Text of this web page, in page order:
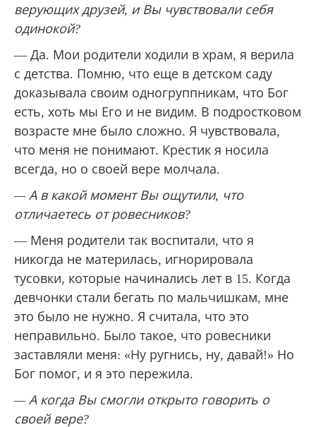
верующих друзей, и Вы чувствовали себя
одинокой?
— Да. Мои родители ходили в храм, я верила
с детства. Помню, что еще в детском саду
доказывала своим одногруппникам, что Бог
есть, хоть мы Его и не видим. В подростковом
возрасте мне было сложно. Я чувствовала,
что меня не понимают. Крестик я носила
всегда, но о своей вере молчала.
— А в какой момент Вы ощутили, что
отличаетесь от ровесников?
— Меня родители так воспитали, что я
никогда не материлась, игнорировала
тусовки, которые начинались лет в 15. Когда
девчонки стали бегать по мальчишкам, мне
это было не нужно. Я считала, что это
неправильно. Было такое, что ровесники
заставляли меня: «Ну ругнись, ну, давай!» Но
Бог помог, и я это пережила.
— А когда Вы смогли открыто говорить о
своей вере?